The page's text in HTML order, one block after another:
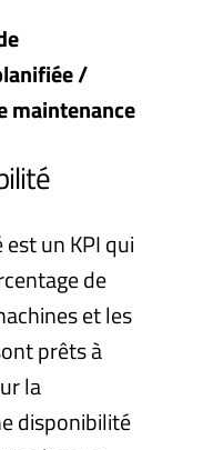
/
maintenance
un KPI qui
de
et les
prêts à
la
disponibilité